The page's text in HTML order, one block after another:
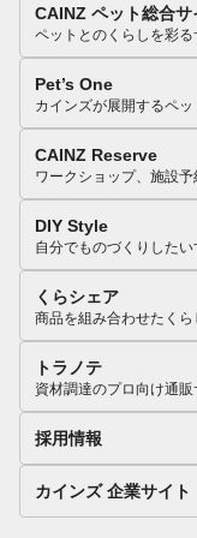
CAINZ ペット総合サ
ペットとのくらしを彩
Pet’s One
カインズが展開するペ
CAINZ Reserve
ワークショップ、施設
DIY Style
自分でものづくりした
くらシェア
商品を組み合わせたく
トラノテ
資材調達のプロ向け通販
採用情報
カインズ 企業サイト